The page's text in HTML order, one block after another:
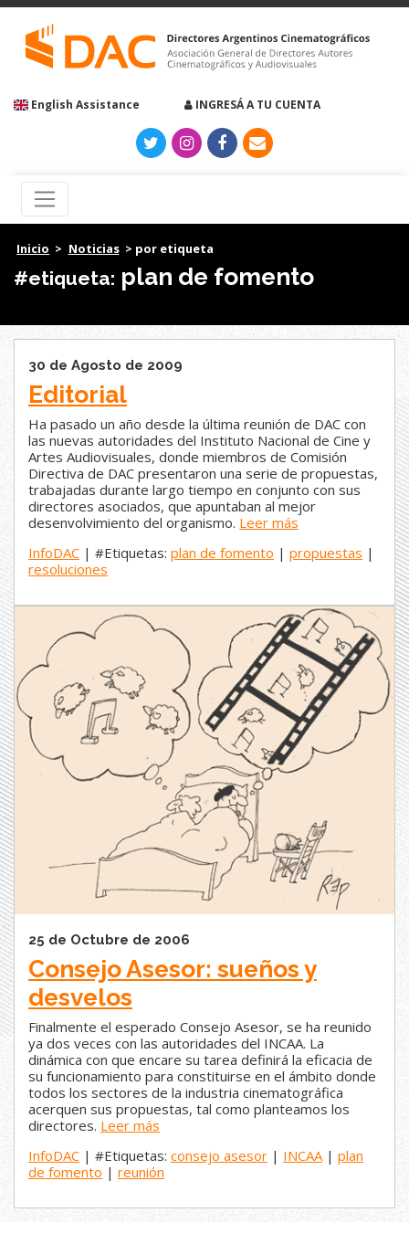
English Assistance INGRESÁ A TU CUENTA
Inicio > Noticias > por etiqueta
#etiqueta: plan de fomento
30 de Agosto de 2009
Editorial
Ha pasado un año desde la última reunión de DAC con
las nuevas autoridades del Instituto Nacional de Cine y
Artes Audiovisuales, donde miembros de Comisión
Directiva de DAC presentaron una serie de propuestas,
trabajadas durante largo tiempo en conjunto con sus
directores asociados, que apuntaban al mejor
desenvolvimiento del organismo. Leer más
InfoDAC | #Etiquetas: plan de fomento | propuestas |
resoluciones
25 de Octubre de 2006
Consejo Asesor: sueños y
desvelos
Finalmente el esperado Consejo Asesor, se ha reunido
ya dos veces con las autoridades del INCAA. La
dinámica con que encare su tarea definirá la eficacia de
su funcionamiento para constituirse en el ámbito donde
todos los sectores de la industria cinematográfica
acerquen sus propuestas, tal como planteamos los
directores. Leer más
InfoDAC | #Etiquetas: consejo asesor | INCAA | plan
de fomento | reunión